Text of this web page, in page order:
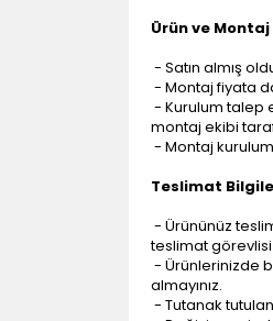
Ürün ve
- Satın almış
- Montaj fiyata
- Kurulum talep
montaj ekibi
- Montaj
Teslimat
- Ürününüz
teslimat
- Ürünlerinizde
almayınız.
- Tutanak